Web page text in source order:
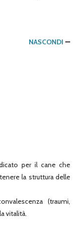
NASCONDI
per il cane che
la struttura delle
(traumi,
vitalità.